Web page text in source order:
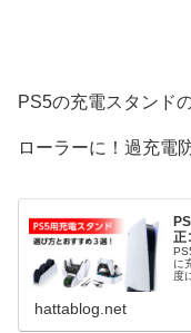
PS5の充電スタンド
ローラーに！過充電
正
に
度
hattablog.net